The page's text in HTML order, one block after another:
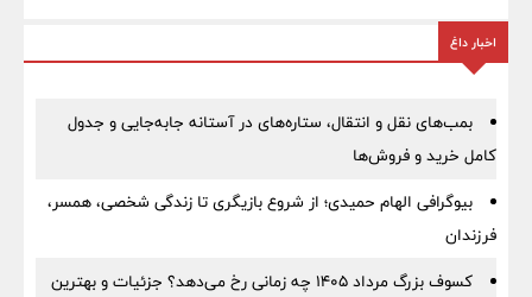
اخبار داغ
بمب‌های نقل و انتقال، ستاره‌های در آستانه جابه‌جایی و جدول
کامل خرید و فروش‌ها
بیوگرافی الهام حمیدی؛ از شروع بازیگری تا زندگی شخصی، همسر،
فرزندان
کسوف بزرگ مرداد ۱۴۰۵ چه زمانی رخ می‌دهد؟ جزئیات و بهترین